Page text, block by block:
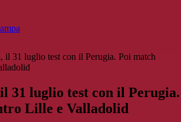
il 31 luglio test con il Perugia. Poi match
31 luglio test con il Perugia.
Lille e Valladolid